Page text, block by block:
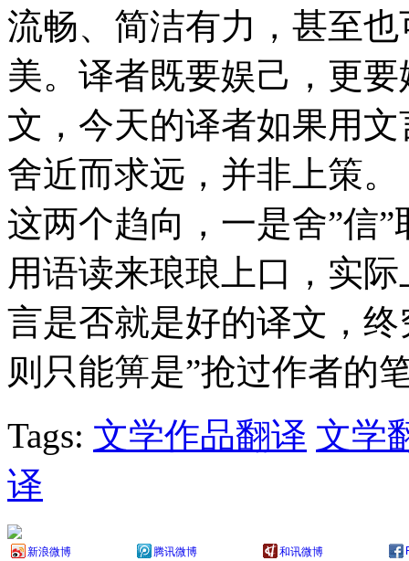
流畅、简洁有力，甚至
美。译者既要娱己，更
文，今天的译者如果用
舍近而求远，并非上策。
这两个趋向，一是舍”信”
用语读来琅琅上口，实
言是否就是好的译文，
则只能箅是”抢过作者的
Tags: 文学作品翻译 文学
译
新浪微博 腾讯微博 和讯微博